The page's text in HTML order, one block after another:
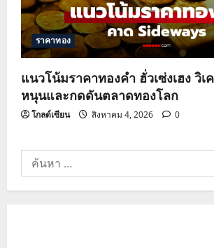
ราคาทอง
แนวโน้มราคาทองคำ ฮั่วเซ่งเฮง วิเ
หนุนและกดดันตลาดทองโลก
โกลด์เซียน สิงหาคม 4, 2026 0
ค้นหา
สำหรับ: